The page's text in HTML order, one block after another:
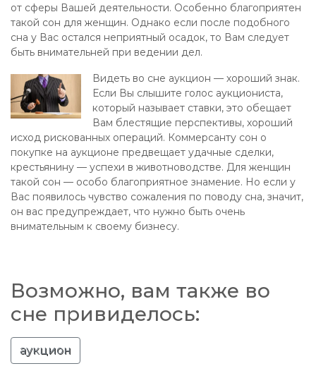
от сферы Вашей деятельности. Особенно благоприятен
такой сон для женщин. Однако если после подобного
сна у Вас остался неприятный осадок, то Вам следует
быть внимательней при ведении дел.
Видеть во сне аукцион — хороший знак.
Если Вы слышите голос аукциониста,
который называет ставки, это обещает
Вам блестящие перспективы, хороший
исход рискованных операций. Коммерсанту сон о
покупке на аукционе предвещает удачные сделки,
крестьянину — успехи в животноводстве. Для женщин
такой сон — особо благоприятное знамение. Но если у
Вас появилось чувство сожаления по поводу сна, значит,
он вас предупреждает, что нужно быть очень
внимательным к своему бизнесу.
Возможно, вам также во
сне привиделось:
аукцион